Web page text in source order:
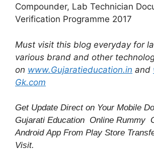
Compounder, Lab Technician
Verification Programme 2017
Must visit this blog everyday for
various brand and other
on www.Gujaratieducation.in and
Gk.com
Get Update Direct on Your Mobile
Gujarati Education Online Rummy
Android App From Play Store
Visit.